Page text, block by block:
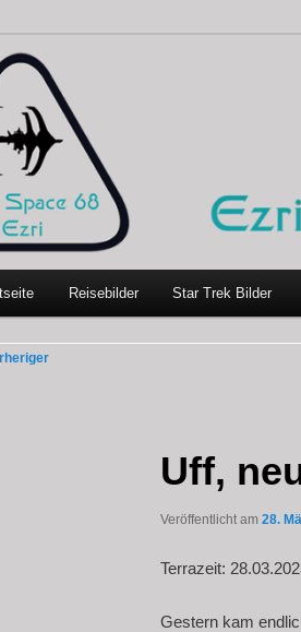
kleine Welt
Reisebilder Star Trek Bilder
Uff,
Veröffentlicht am28.
Terrazeit:
Gestern kam